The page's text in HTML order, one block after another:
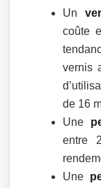
Un
coûte
vernis
de 16
Une
entre
Une